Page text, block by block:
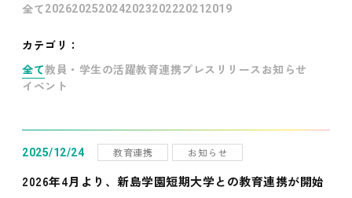
全て202620252024202320222021 2019
カテゴリ：
全て教員・学生の活躍教育連携プレスリリース お知らせ
イベント
2025/12/24 教育連携 お知らせ
2026年4月より、新島学園短期大学との教育連携が開始